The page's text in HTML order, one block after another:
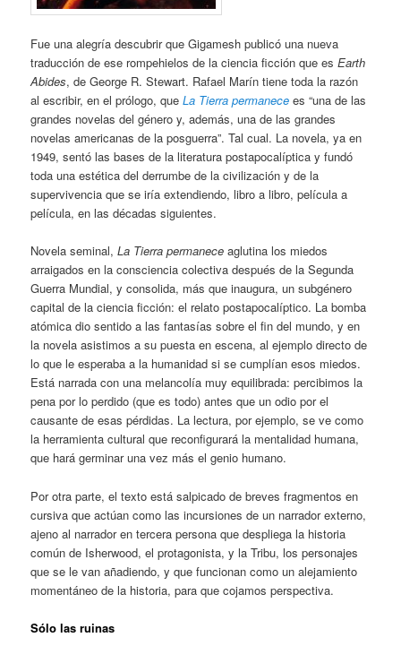
Fue una alegría descubrir que Gigamesh publicó una nueva
traducción de ese rompehielos de la ciencia ficción que esEarth
Abides, de George R. Stewart. Rafael Marín tiene toda la razón
al escribir, en el prólogo, queLa Tierra permanece es “una de las
grandes novelas del género y, además, una de las grandes
novelas americanas de la posguerra”. Tal cual. La novela, ya en
1949, sentó las bases de la literatura postapocalíptica y fundó
toda una estética del derrumbe de la civilización y de la
supervivencia que se iría extendiendo, libro a libro, película a
película, en las décadas siguientes.
Novela seminal,La Tierra permanece aglutina los miedos
arraigados en la consciencia colectiva después de la Segunda
Guerra Mundial, y consolida, más que inaugura, un subgénero
capital de la ciencia ficción: el relato postapocalíptico. La bomba
atómica dio sentido a las fantasías sobre el fin del mundo, y en
la novela asistimos a su puesta en escena, al ejemplo directo de
lo que le esperaba a la humanidad si se cumplían esos miedos.
Está narrada con una melancolía muy equilibrada: percibimos la
pena por lo perdido (que es todo) antes que un odio por el
causante de esas pérdidas. La lectura, por ejemplo, se ve como
la herramienta cultural que reconfigurará la mentalidad humana,
que hará germinar una vez más el genio humano.
Por otra parte, el texto está salpicado de breves fragmentos en
cursiva que actúan como las incursiones de un narrador externo,
ajeno al narrador en tercera persona que despliega la historia
común de Isherwood, el protagonista, y la Tribu, los personajes
que se le van añadiendo, y que funcionan como un alejamiento
momentáneo de la historia, para que cojamos perspectiva.
Sólo las ruinas